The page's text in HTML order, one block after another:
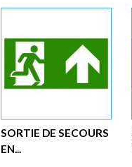
SORTIE DE SECOURS
EN...